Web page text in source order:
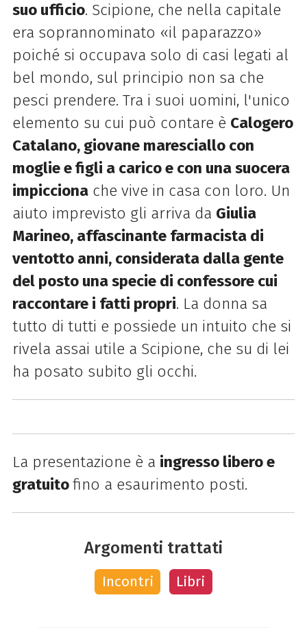
suo ufficio. Scipione, che nella capitale
era soprannominato «il paparazzo»
poiché si occupava solo di casi legati al
bel mondo, sul principio non sa che
pesci prendere. Tra i suoi uomini, l'unico
elemento su cui può contare è Calogero
Catalano, giovane maresciallo con
moglie e figli a carico e con una suocera
impiccionache vive in casa con loro. Un
aiuto imprevisto gli arriva da Giulia
Marineo, affascinante farmacista di
ventotto anni, considerata dalla gente
del posto una specie di confessore cui
raccontare i fatti propri. La donna sa
tutto di tutti e possiede un intuito che si
rivela assai utile a Scipione, che su di lei
ha posato subito gli occhi.
La presentazione è a ingresso libero e
gratuitofino a esaurimento posti.
Argomenti trattati
Incontri Libri